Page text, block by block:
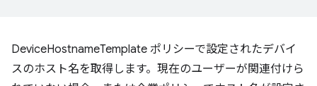
DeviceHostnameTemplate ポリシーで設定されたデバイ
スのホスト名を取得します。現在のユーザーが関連付けら